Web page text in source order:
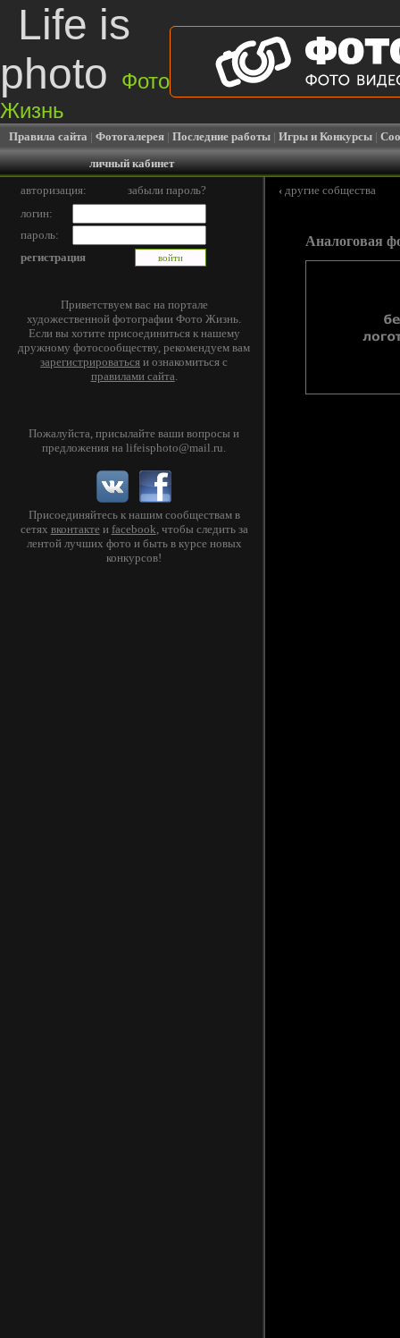
Life is
photo
Фото
Жизнь
Правила сайта | Фотогалерея | Последние работы | Игры и Конкурсы |
личный кабинет
авторизация:
забыли пароль?
логин:
пароль:
регистрация
Приветствуем вас на портале
художественной фотографии Фото Жизнь.
Если вы хотите присоединиться к нашему
дружному фотосообществу, рекомендуем вам
зарегистрироваться и ознакомиться с
правилами сайта.
Пожалуйста, присылайте ваши вопросы и
предложения наlifeisphoto@mail.ru.
Присоединяйтесь к нашим сообществам в
сетях вконтакте и facebook, чтобы следить за
лентой лучших фото и быть в курсе новых
конкурсов!
‹ другие собщества
Аналоговая